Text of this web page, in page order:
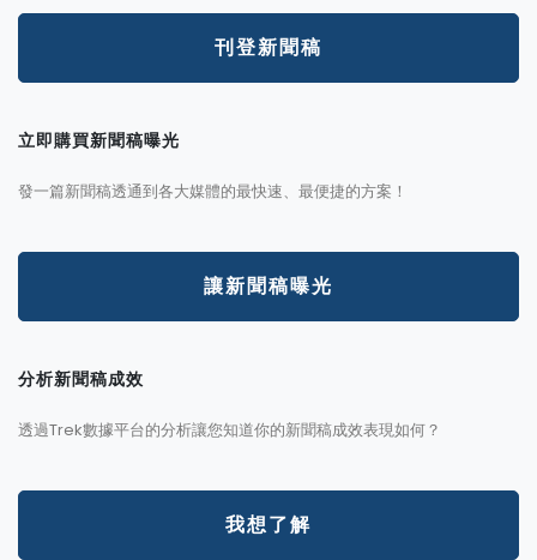
刊登新聞稿
立即購買新聞稿曝光
發一篇新聞稿透通到各大媒體的最快速、最便捷的方案！
讓新聞稿曝光
分析新聞稿成效
透過Trek數據平台的分析讓您知道你的新聞稿成效表現如何？
我想了解